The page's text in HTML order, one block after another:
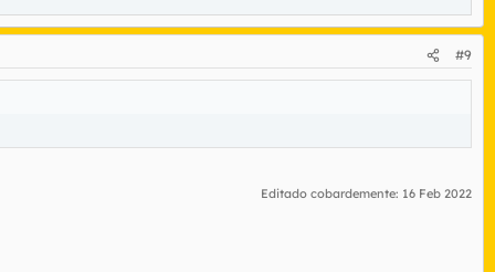
#9
Editado cobardemente: 16 Feb 2022